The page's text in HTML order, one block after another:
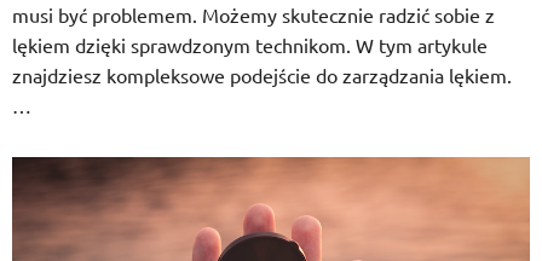
musi być problemem. Możemy skutecznie radzić sobie z
lękiem dzięki sprawdzonym technikom. W tym artykule
znajdziesz kompleksowe podejście do zarządzania lękiem.